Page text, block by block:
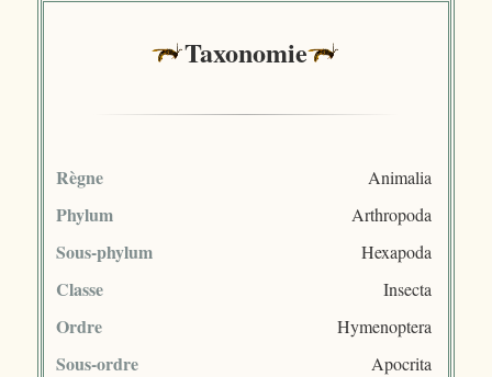
Taxonomie
Règne Animalia
Phylum Arthropoda
Sous-phylum Hexapoda
Classe Insecta
Ordre Hymenoptera
Sous-ordre Apocrita